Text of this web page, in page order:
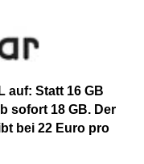
auf: Statt 16 GB
sofort 18 GB. Der
bei 22 Euro pro